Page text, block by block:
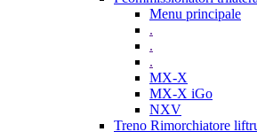
Menu principale
.
.
.
MX-X
MX-X iGo
NXV
Treno Rimorchiatore